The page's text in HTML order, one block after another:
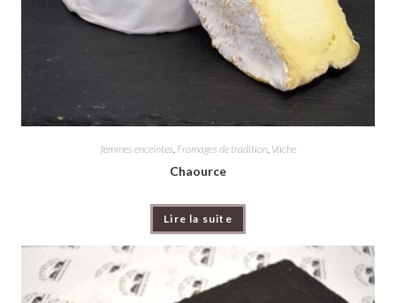
femmes enceintes, Fromages de tradition, Vache
Chaource
Lire la suite